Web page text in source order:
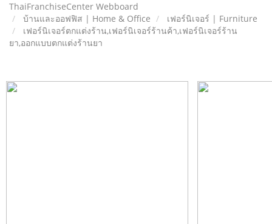
ThaiFranchiseCenter Webboard
บ้านและออฟฟิส | Home & Office
เฟอร์นิเจอร์ | Furniture
เฟอร์นิเจอร์ตกแต่งร้าน,เฟอร์นิเจอร์ร้านค้า,เฟอร์นิเจอร์ร้าน
ยา,ออกแบบตกแต่งร้านยา